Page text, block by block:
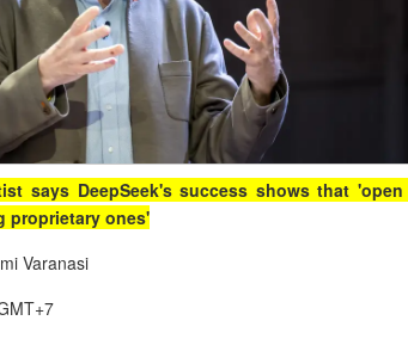
says DeepSeek's success shows that
proprietary ones'
Varanasi